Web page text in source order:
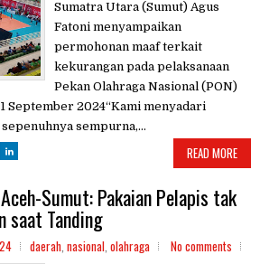
Sumatra Utara (Sumut) Agus
Fatoni menyampaikan
permohonan maaf terkait
kekurangan pada pelaksanaan
Pekan Olahraga Nasional (PON)
September 2024“Kami menyadari
sempurna,...
READ MORE
Sumut: Pakaian Pelapis tak
saat Tanding
daerah nasional olahraga No comments